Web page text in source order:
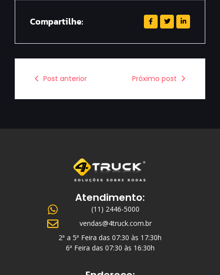
Compartilhe:
Post anterior Próximo post
Atendimento:
(11) 2446-5000
vendas@4truck.com.br
2ª a 5ª Feira das 07:30 às 17:30h
6ª Feira das 07:30 às 16:30h